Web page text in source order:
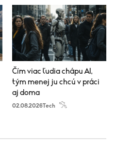
Čím viac ľudia chápu AI,
tým menej ju chcú v práci
aj doma
02.08.2026Tech